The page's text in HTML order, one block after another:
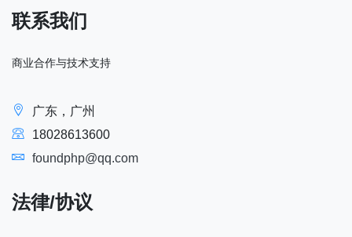
联系我们
商业合作与技术支持
广东，广州
18028613600
foundphp@qq.com
法律/协议